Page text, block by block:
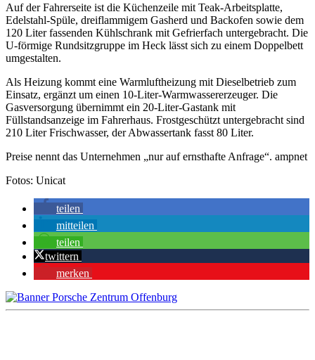
Auf der Fahrerseite ist die Küchenzeile mit Teak-Arbeitsplatte,
Edelstahl-Spüle, dreiflammigem Gasherd und Backofen sowie dem
120 Liter fassenden Kühlschrank mit Gefrierfach untergebracht. Die
U-förmige Rundsitzgruppe im Heck lässt sich zu einem Doppelbett
umgestalten.
Als Heizung kommt eine Warmluftheizung mit Dieselbetrieb zum
Einsatz, ergänzt um einen 10-Liter-Warmwassererzeuger. Die
Gasversorgung übernimmt ein 20-Liter-Gastank mit
Füllstandsanzeige im Fahrerhaus. Frostgeschützt untergebracht sind
210 Liter Frischwasser, der Abwassertank fasst 80 Liter.
Preise nennt das Unternehmen „nur auf ernsthafte Anfrage“. ampnet
Fotos: Unicat
teilen
mitteilen
teilen
twittern
merken